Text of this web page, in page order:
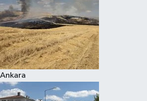
Ankara
Kültür Sanat
Sağlık
Siyaset
Teknoloji